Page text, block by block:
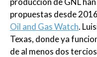
propuestas desde
Oil and Gas Watch.
Texas, donde ya
de al menos dos